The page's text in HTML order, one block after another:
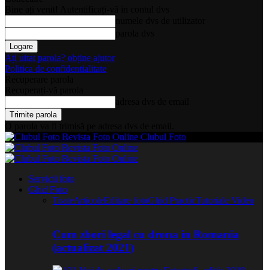
Ați uitat parola? obține ajutor
Politica de confidentialitate
Clubul Foto
Servicii foto
Ghid Foto
ToateArticoleEditare fotoGhid PracticTutoriale Video
Cum zbori legal cu drona in Romania
(actualizat 2021)